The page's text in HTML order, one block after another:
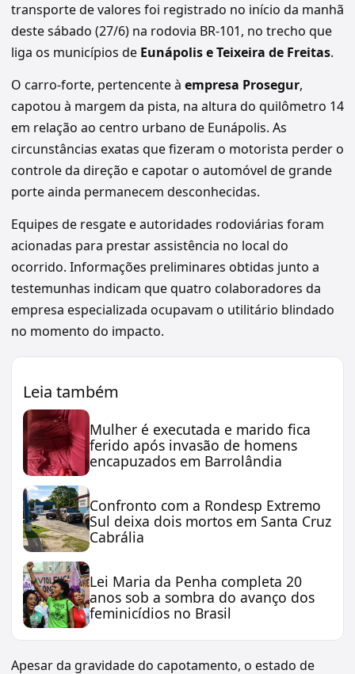
transporte de valores foi registrado no início da manhã
deste sábado (27/6) na rodovia BR-101, no trecho que
liga os municípios de Eunápolis e Teixeira de Freitas.
O carro-forte, pertencente à empresa Prosegur,
capotou à margem da pista, na altura do quilômetro 14
em relação ao centro urbano de Eunápolis. As
circunstâncias exatas que fizeram o motorista perder o
controle da direção e capotar o automóvel de grande
porte ainda permanecem desconhecidas.
Equipes de resgate e autoridades rodoviárias foram
acionadas para prestar assistência no local do
ocorrido. Informações preliminares obtidas junto a
testemunhas indicam que quatro colaboradores da
empresa especializada ocupavam o utilitário blindado
no momento do impacto.
Leia também
Mulher é executada e marido fica
ferido após invasão de homens
encapuzados em Barrolândia
Confronto com a Rondesp Extremo
Sul deixa dois mortos em Santa Cruz
Cabrália
Lei Maria da Penha completa 20
anos sob a sombra do avanço dos
feminicídios no Brasil
Apesar da gravidade do capotamento, o estado de